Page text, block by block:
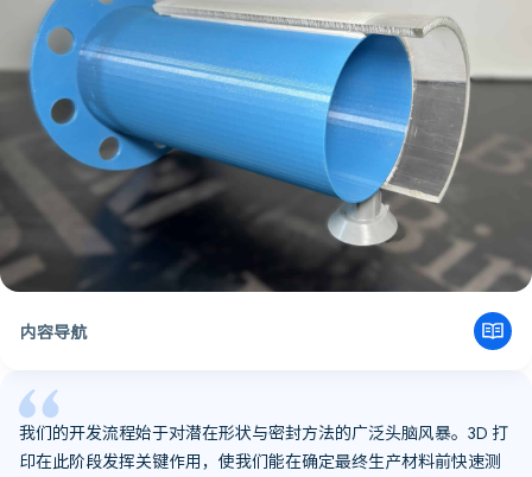
我们的开发流程始于对潜在形状与密封方法的广泛头脑风暴。3D 打
印在此阶段发挥关键作用，使我们能在确定最终生产材料前快速测
内容导航
改进设计并选择正确材料
扩大规模，适应未来
经验总结与对创新者的建议